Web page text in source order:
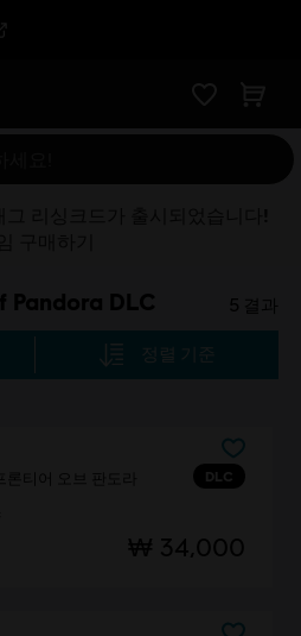
DLC 5 결과
정렬 기준
DLC
론티어 오브 판도라
₩ 34,000